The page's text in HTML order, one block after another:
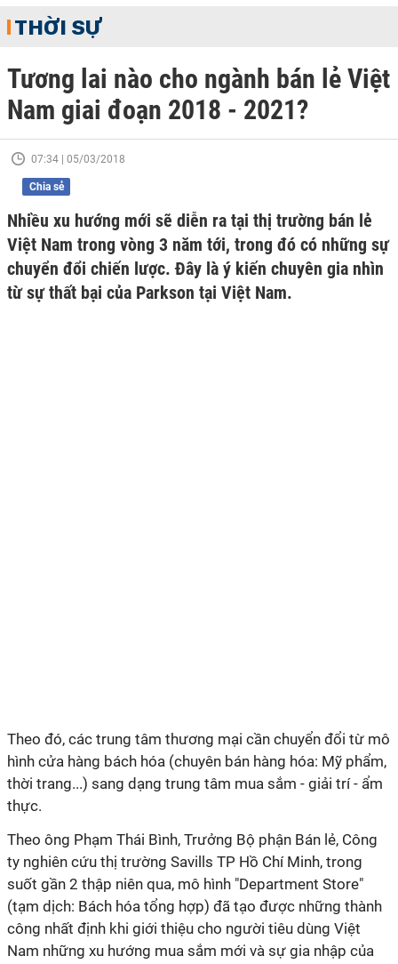
THỜI SỰ
Tương lai nào cho ngành bán lẻ Việt
Nam giai đoạn 2018 - 2021?
07:34 | 05/03/2018
Chia sẻ
Nhiều xu hướng mới sẽ diễn ra tại thị trường bán lẻ
Việt Nam trong vòng 3 năm tới, trong đó có những sự
chuyển đổi chiến lược. Đây là ý kiến chuyên gia nhìn
từ sự thất bại của Parkson tại Việt Nam.
Theo đó, các trung tâm thương mại cần chuyển đổi từ mô
hình cửa hàng bách hóa (chuyên bán hàng hóa: Mỹ phẩm,
thời trang...) sang dạng trung tâm mua sắm - giải trí - ẩm
thực.
Theo ông Phạm Thái Bình, Trưởng Bộ phận Bán lẻ, Công
ty nghiên cứu thị trường Savills TP Hồ Chí Minh, trong
suốt gần 2 thập niên qua, mô hình "Department Store"
(tạm dịch: Bách hóa tổng hợp) đã tạo được những thành
công nhất định khi giới thiệu cho người tiêu dùng Việt
Nam những xu hướng mua sắm mới và sự gia nhập của